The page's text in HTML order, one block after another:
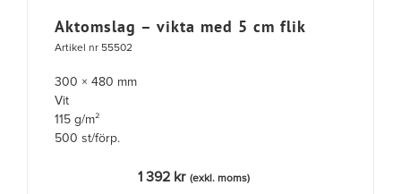
Aktomslag – vikta med 5 cm flik
Artikel nr 55502
300 × 480 mm
Vit
115 g/m²
500 st/förp.
1 392 kr (exkl. moms)